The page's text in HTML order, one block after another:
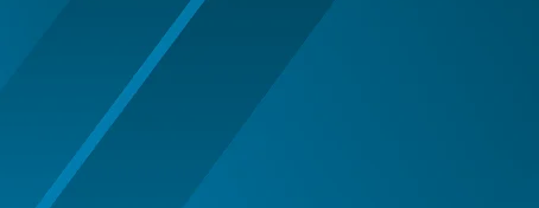
INDIENI - OBIECTE SI DECORATIUNI
LENTILE DE CONTACT HALLOWEEN
MANUSI COLANTI ACCESORII
MASTI MUSTATA BARBA PETRECERE
MASTI SI MASTI MORPH -
HALLOWEEN